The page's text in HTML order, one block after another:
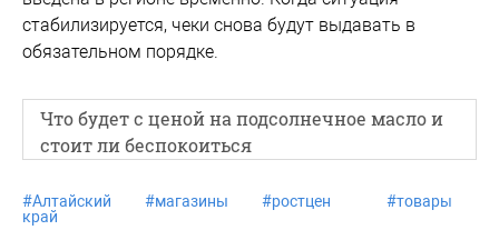
стабилизируется, чеки снова будут выдавать в
обязательном порядке.
Что будет с ценой на подсолнечное масло и
стоит ли беспокоиться
#Алтайский
край
#магазины #ростцен #товары